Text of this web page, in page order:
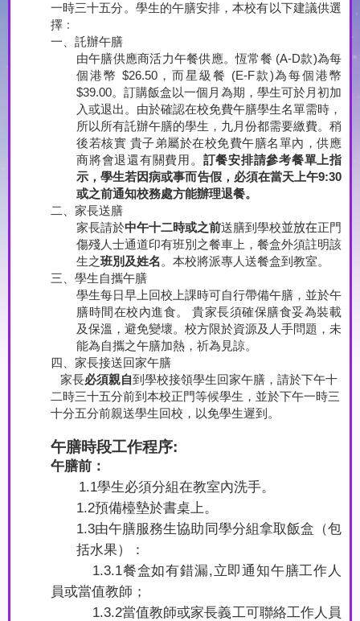
一時三十五分。學生的午膳安排，本校有以下建議供選
擇﹕
一、 託辦午膳
由午膳供應商活力午餐供應。恆常餐 (A-D款)為每
個港幣 $26.50，而星級餐 (E-F款)為每個港幣
$39.00。訂購飯盒以一個月為期，學生可於月初加
入或退出。由於確認在校免費午膳學生名單需時，
所以所有託辦午膳的學生，九月份都需要繳費。稍
後若核實 貴子弟屬於在校免費午膳名單內，供應
商將會退還有關費用。 訂餐安排請參考餐單上指
示 ，學生若因病或事而告假，必須在當天上午9:30
或之前通知校務處方能辦理退餐。
二、 家長送膳
家長請於中午十二時或之前送膳到學校並放在正門
傷殘人士通道印有班別之餐車上，餐盒外須註明該
生之班別及姓名。本校將派專人送餐盒到教室。
三、 學生自攜午膳
學生每日早上回校上課時可自行帶備午膳，並於午
膳時間在校內進食。 貴家長須確保膳食妥為裝載
及保溫，避免變壞。校方限於資源及人手問題，未
能為自攜之午膳加熱，祈為見諒。
四、家長接送回家午膳
家長必須親自到學校接領學生回家午膳，請於下午十
二時三十五分前到本校正門等候學生，並於下午一時三
十分五分前親送學生回校，以免學生遲到。
午膳時段工作程序:
午膳前：
1.1學生必須分組在教室內洗手。
1.2預備檯墊於書桌上。
1.3由午膳服務生協助同學分組拿取飯盒（包
括水果）：
1.3.1餐盒如有錯漏,立即通知午膳工作人
員或當值教師；
1.3.2當值教師或家長義工可聯絡工作人員